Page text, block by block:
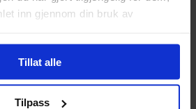
inn gjennom din bruk av
Tillat alle
Tilpass
Duane Swierczynski, Mike
Benson ogVictor Gischler
Superhelt
Victor Gischler